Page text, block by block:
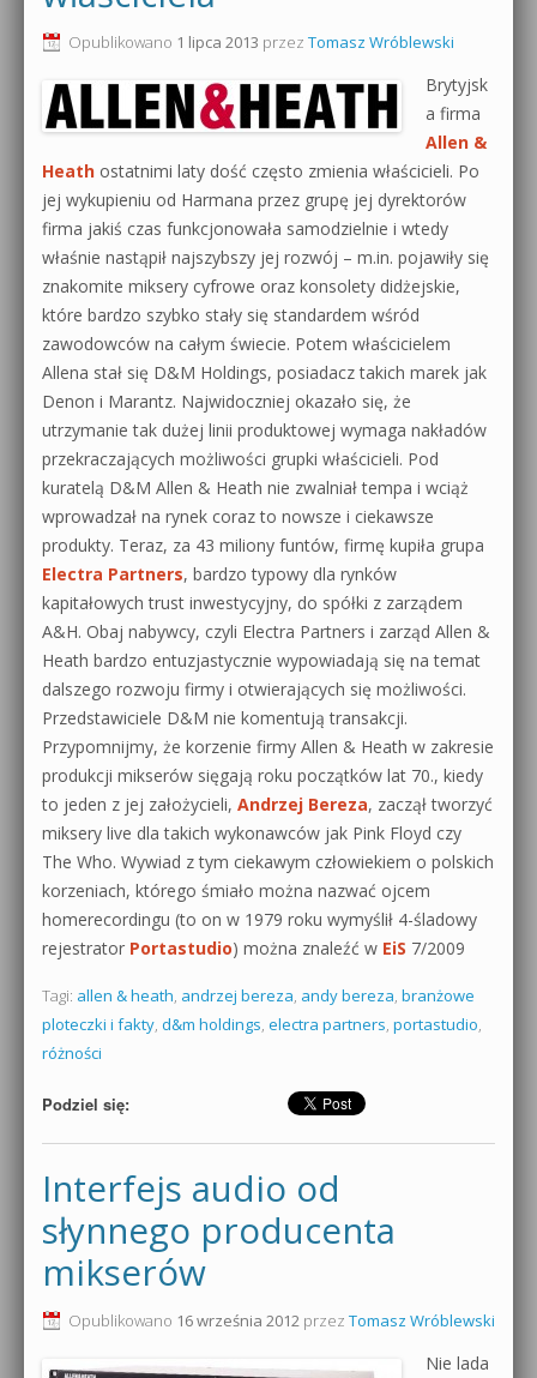
Produkcja muzyczna od podstaw
Sylenth1 od podstaw
Sound Forge od podstaw
Dubstep z syntezatorem Massive
Kontakt 5 Kompendium
Pakiety
0dB.pl - informacje
Newsletter
Archiwum aktualności
Polityka prywatności
Regulamin
Działanie sklepu internetowego
Wyszukiwanie
Opublikowano 1 lipca 2013 przez Tomasz Wróblewski
Brytyjsk
a firma
Allen &
Heath ostatnimi laty dość często zmienia właścicieli. Po
jej wykupieniu od Harmana przez grupę jej dyrektorów
firma jakiś czas funkcjonowała samodzielnie i wtedy
właśnie nastąpił najszybszy jej rozwój – m.in. pojawiły się
znakomite miksery cyfrowe oraz konsolety didżejskie,
które bardzo szybko stały się standardem wśród
zawodowców na całym świecie. Potem właścicielem
Allena stał się D&M Holdings, posiadacz takich marek jak
Denon i Marantz. Najwidoczniej okazało się, że
utrzymanie tak dużej linii produktowej wymaga nakładów
przekraczających możliwości grupki właścicieli. Pod
kuratelą D&M Allen & Heath nie zwalniał tempa i wciąż
wprowadzał na rynek coraz to nowsze i ciekawsze
produkty. Teraz, za 43 miliony funtów, firmę kupiła grupa
Electra Partners, bardzo typowy dla rynków
kapitałowych trust inwestycyjny, do spółki z zarządem
A&H. Obaj nabywcy, czyli Electra Partners i zarząd Allen &
Heath bardzo entuzjastycznie wypowiadają się na temat
dalszego rozwoju firmy i otwierających się możliwości.
Przedstawiciele D&M nie komentują transakcji.
Przypomnijmy, że korzenie firmy Allen & Heath w zakresie
produkcji mikserów sięgają roku początków lat 70., kiedy
to jeden z jej założycieli, Andrzej Bereza, zaczął tworzyć
miksery live dla takich wykonawców jak Pink Floyd czy
The Who. Wywiad z tym ciekawym człowiekiem o polskich
korzeniach, którego śmiało można nazwać ojcem
homerecordingu (to on w 1979 roku wymyślił 4-śladowy
rejestrator Portastudio) można znaleźć w EiS 7/2009
Tagi: allen & heath, andrzej bereza, andy bereza, branżowe
ploteczki i fakty, d&m holdings, electra partners, portastudio,
różności
Podziel się:
Interfejs audio od
słynnego producenta
mikserów
Opublikowano 16 września 2012 przez Tomasz Wróblewski
Nie lada